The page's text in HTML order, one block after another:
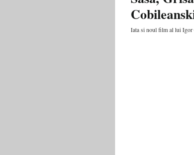
Iata si noul film al lui Igor